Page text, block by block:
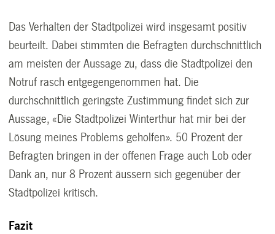
Das Verhalten der Stadtpolizei wird insgesamt positiv
beurteilt. Dabei stimmten die Befragten durchschnittlich
am meisten der Aussage zu, dass die Stadtpolizei den
Notruf rasch entgegengenommen hat. Die
durchschnittlich geringste Zustimmung findet sich zur
Aussage, «Die Stadtpolizei Winterthur hat mir bei der
Lösung meines Problems geholfen». 50 Prozent der
Befragten bringen in der offenen Frage auch Lob oder
Dank an, nur 8 Prozent äussern sich gegenüber der
Stadtpolizei kritisch.
Fazit